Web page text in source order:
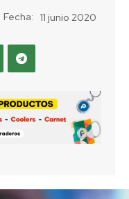
Fecha: 11 junio 2020